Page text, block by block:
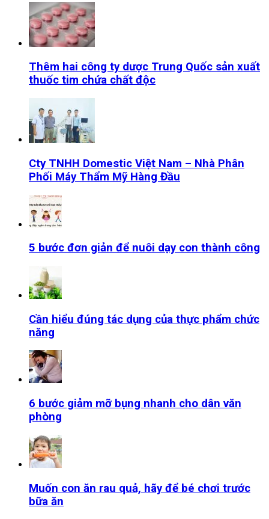
Thêm hai công ty dược Trung Quốc sản xuất
thuốc tim chứa chất độc
Cty TNHH Domestic Việt Nam – Nhà Phân
Phối Máy Thẩm Mỹ Hàng Đầu
5 bước đơn giản để nuôi dạy con thành công
Cần hiểu đúng tác dụng của thực phẩm chức
năng
6 bước giảm mỡ bụng nhanh cho dân văn
phòng
Muốn con ăn rau quả, hãy để bé chơi trước
bữa ăn